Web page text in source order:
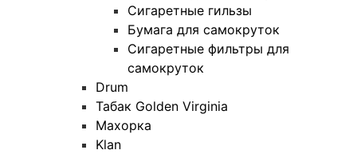
Сигаретные гильзы
Бумага для самокруток
Сигаретные фильтры для
самокруток
Drum
Табак Golden Virginia
Махорка
Klan